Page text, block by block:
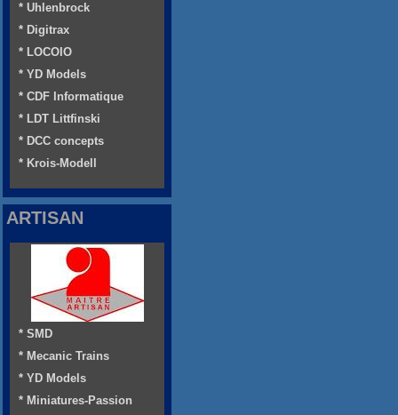
* Uhlenbrock
* Digitrax
* LOCOIO
* YD Models
* CDF Informatique
* LDT Littfinski
* DCC concepts
* Krois-Modell
ARTISAN
* SMD
* Mecanic Trains
* YD Models
* Miniatures-Passion